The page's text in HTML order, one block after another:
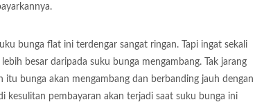
bunga flat ini terdengar sangat ringan. Tapi ingat sekali
besar daripada suku bunga mengambang. Tak jarang
bunga akan mengambang dan berbanding jauh dengan
kesulitan pembayaran akan terjadi saat suku bunga ini